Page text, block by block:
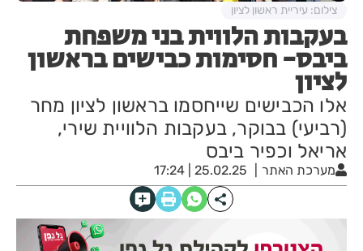
בעקבות הלווית בני משפחת
ביבס- חסימות כבישים בראשון
לציון
אלו הכבישים שייחסמו בראשון לציון מחר
(רביעי) בבוקר, בעקבות הלוויית שירי,
אריאל וכפיר ביבס
מערכת האתר 25.02.25 | 17:24
צילום: עיריית ראשון לציון